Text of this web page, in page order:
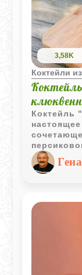
3,58K
Коктейли
Коктейль
свежесть
напиток
побережье.
Гена